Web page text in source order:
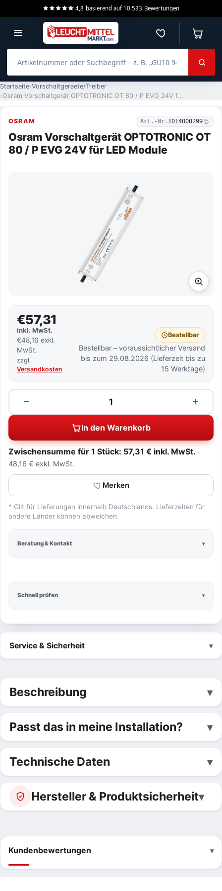
4,8 basierend auf 10.533 Bewertungen
Merkzettel
Startseite Vorschaltgeraete/Treiber
Osram Vorschaltgerät OPTOTRONIC OT 80 / P EVG 24V für LED Module
OSRAM Art.-Nr. 1014000299
Osram Vorschaltgerät OPTOTRONIC OT
80 / P EVG 24V für LED Module
Schnell prüfen
€57,31
inkl. MwSt.
€48,16 exkl.
MwSt.
zzgl.
Versandkosten
Bestellbar
Bestellbar – voraussichtlicher Versand
bis zum 29.08.2026 (Lieferzeit bis zu
15 Werktage)
−
Menge +
In den Warenkorb
Zwischensumme für 1 Stück: 57,31 € inkl. MwSt.
48,16 € exkl. MwSt.
Merken
* Gilt für Lieferungen innerhalb Deutschlands. Lieferzeiten für
andere Länder können abweichen.
Beratung & Kontakt
Service & Sicherheit
Beschreibung
Passt das in meine Installation?
Technische Daten
Hersteller & Produktsicherheit
Kundenbewertungen